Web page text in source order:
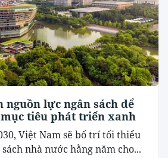
nguồn lực ngân sách để
tiêu phát triển xanh
Việt Nam sẽ bố trí tối thiểu
nhà nước hằng năm cho...